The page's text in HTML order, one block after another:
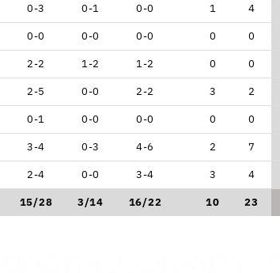
0-3 0-1 0-0 1 4
0-0 0-0 0-0 0 0
2-2 1-2 1-2 0 0
2-5 0-0 2-2 3 2
0-1 0-0 0-0 0 0
3-4 0-3 4-6 2 7
2-4 0-0 3-4 3 4
15/28 3/14 16/22 10 23